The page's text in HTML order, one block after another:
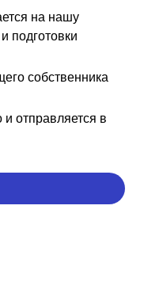
на нашу
подготовки
собственника
отправляется в